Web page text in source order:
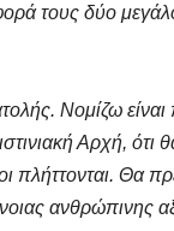
τους δύο
Νομίζω είναι
Αρχή,
πλήττονται.
ανθρώπινης